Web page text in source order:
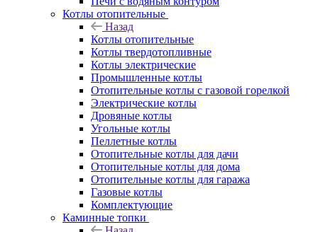
Котлы отопительные
Назад
Котлы отопительные
Котлы твердотопливные
Котлы электрические
Промышленные котлы
Отопительные котлы с газовой горелкой
Электрические котлы
Дровяные котлы
Угольные котлы
Пеллетные котлы
Отопительные котлы для дачи
Отопительные котлы для дома
Отопительные котлы для гаража
Газовые котлы
Комплектующие
Каминные топки